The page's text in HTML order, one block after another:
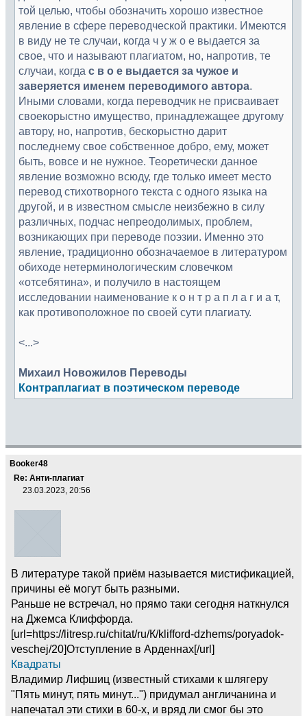
той целью, чтобы обозначить хорошо известное
явление в сфере переводческой практики. Имеются
в виду не те случаи, когда ч у ж о е выдается за
свое, что и называют плагиатом, но, напротив, те
случаи, когда с в о е выдается за чужое и
заверяется именем переводимого автора.
Иными словами, когда переводчик не присваивает
своекорыстно имущество, принадлежащее другому
автору, но, напротив, бескорыстно дарит
последнему свое собственное добро, ему, может
быть, вовсе и не нужное. Теоретически данное
явление возможно всюду, где только имеет место
перевод стихотворного текста с одного языка на
другой, и в известном смысле неизбежно в силу
различных, подчас непреодолимых, проблем,
возникающих при переводе поэзии. Именно это
явление, традиционно обозначаемое в литературом
обиходе нетерминологическим словечком
«отсебятина», и получило в настоящем
исследовании наименование к о н т р а п л а г и а т,
как противоположное по своей сути плагиату.
<...>
Михаил Новожилов Переводы
Контраплагиат в поэтическом переводе
Booker48
Re: Анти-плагиат
23.03.2023, 20:56
В литературе такой приём называется мистификацией,
причины её могут быть разными.
Раньше не встречал, но прямо таки сегодня наткнулся
на Джемса Клиффорда.
[url=https://litresp.ru/chitat/ru/К/klifford-dzhems/poryadok-
veschej/20]Отступление в Арденнах[/url]
Квадраты
Владимир Лифшиц (известный стихами к шлягеру
"Пять минут, пять минут...") придумал англичанина и
напечатал эти стихи в 60-х, и вряд ли смог бы это